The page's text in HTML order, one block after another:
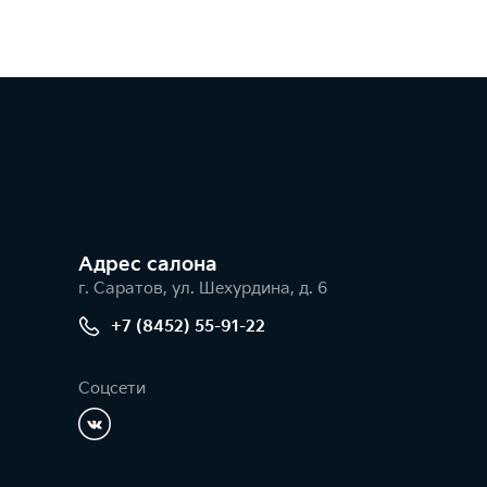
Адрес салонa
г. Саратов, ул. Шехурдина, д. 6
+7 (8452) 55-91-22
Соцсети